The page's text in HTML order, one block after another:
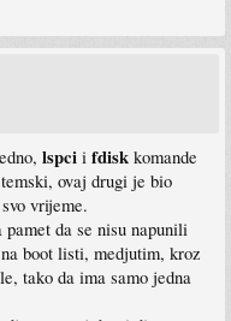
lspci i fdisk komande
ovaj drugi je bio
vrijeme.
da se nisu napunili
boot listi, medjutim, kroz
tako da ima samo jedna